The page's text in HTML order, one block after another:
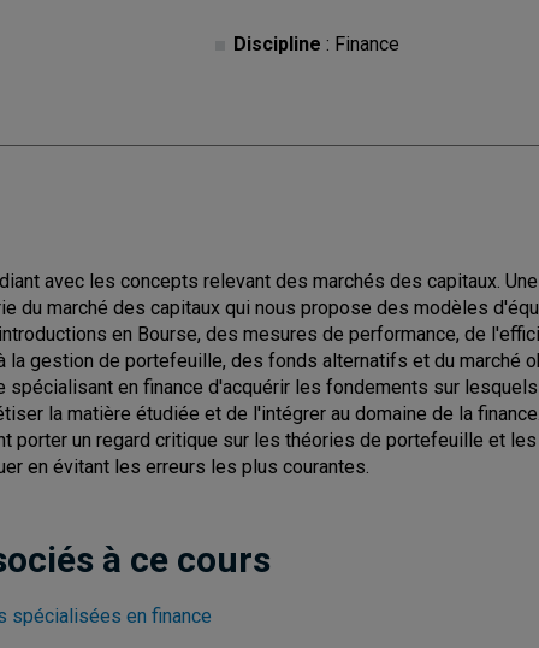
Discipline : Finance
avec les concepts relevant des marchés des capitaux.
du marché des capitaux qui nous propose des modèles
en Bourse, des mesures de performance, de
la gestion de portefeuille, des fonds alternatifs et du marché
spécialisant en finance d'acquérir les fondements sur
la matière étudiée et de l'intégrer au domaine de la
porter un regard critique sur les théories de portefeuille et
en évitant les erreurs les plus courantes.
à ce cours
spécialisées en finance